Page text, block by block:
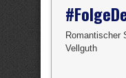
Romantischer
Vellguth